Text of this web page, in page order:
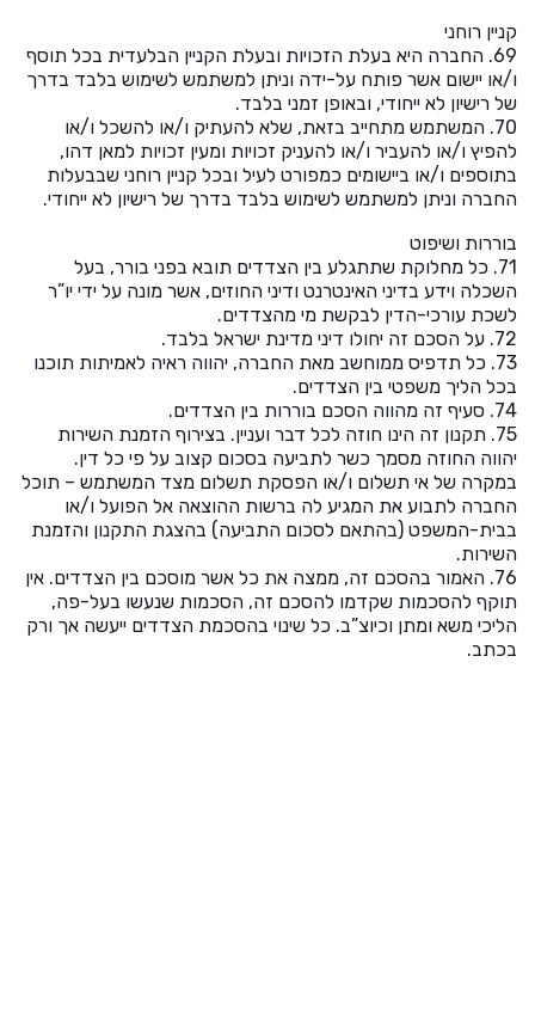
קניין רוחני
69. החברה היא בעלת הזכויות ובעלת הקניין הבלעדית בכל תוסף
ו/או יישום אשר פותח על-ידה וניתן למשתמש לשימוש בלבד בדרך
של רישיון לא ייחודי, ובאופן זמני בלבד.
70. המשתמש מתחייב בזאת, שלא להעתיק ו/או להשכל ו/או
להפיץ ו/או להעביר ו/או להעניק זכויות ומעין זכויות למאן דהו,
בתוספים ו/או ביישומים כמפורט לעיל ובכל קניין רוחני שבבעלות
החברה וניתן למשתמש לשימוש בלבד בדרך של רישיון לא ייחודי.
בוררות ושיפוט
71. כל מחלוקת שתתגלע בין הצדדים תובא בפני בורר, בעל
השכלה וידע בדיני האינטרנט ודיני החוזים, אשר מונה על ידי יו”ר
לשכת עורכי-הדין לבקשת מי מהצדדים.
72. על הסכם זה יחולו דיני מדינת ישראל בלבד.
73. כל תדפיס ממוחשב מאת החברה, יהווה ראיה לאמיתות תוכנו
בכל הליך משפטי בין הצדדים.
74. סעיף זה מהווה הסכם בוררות בין הצדדים.
75. תקנון זה הינו חוזה לכל דבר ועניין. בצירוף הזמנת השירות
יהווה החוזה מסמך כשר לתביעה בסכום קצוב על פי כל דין.
במקרה של אי תשלום ו/או הפסקת תשלום מצד המשתמש – תוכל
החברה לתבוע את המגיע לה ברשות ההוצאה אל הפועל ו/או
בבית-המשפט (בהתאם לסכום התביעה) בהצגת התקנון והזמנת
השירות.
76. האמור בהסכם זה, ממצה את כל אשר מוסכם בין הצדדים. אין
תוקף להסכמות שקדמו להסכם זה, הסכמות שנעשו בעל-פה,
הליכי משא ומתן וכיוצ”ב. כל שינוי בהסכמת הצדדים ייעשה אך ורק
בכתב.